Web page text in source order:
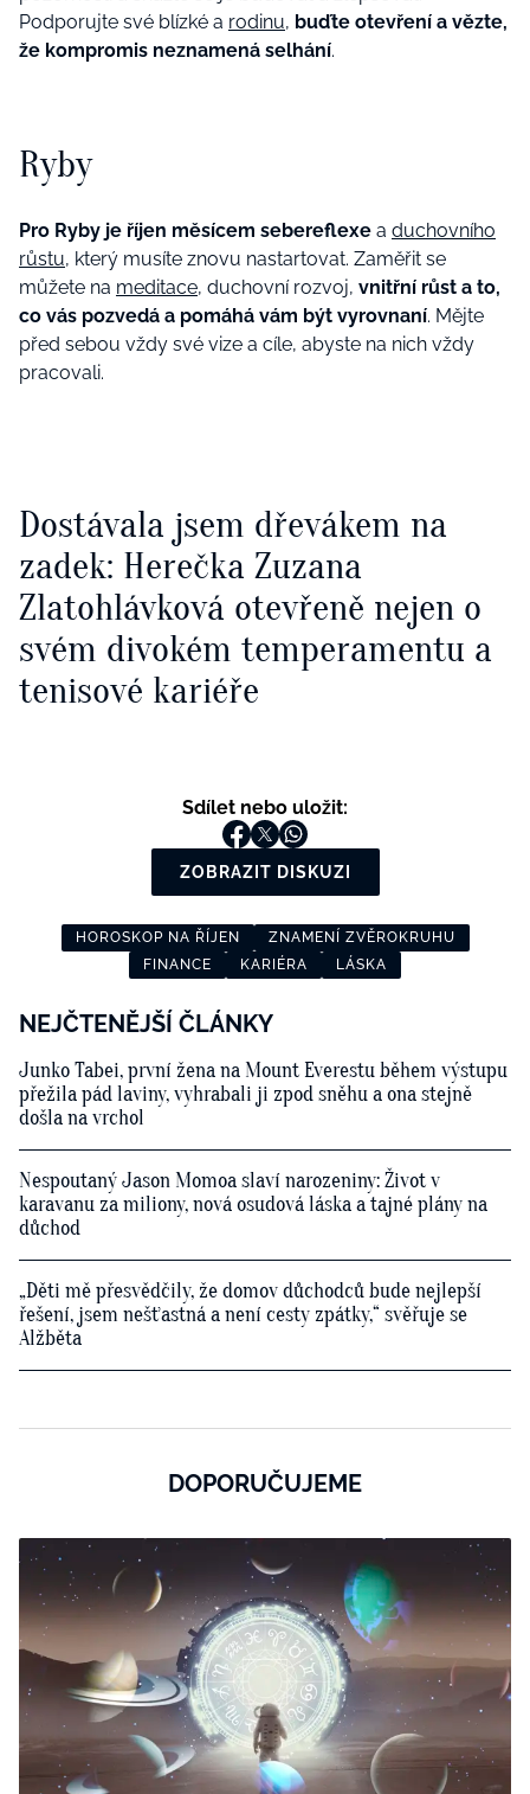
Podporujte své blízké a rodinu, buďte otevření a vězte,
že kompromis neznamená selhání.
Ryby
Pro Ryby je říjen měsícem sebereflexe a duchovního
růstu, který musíte znovu nastartovat. Zaměřit se
můžete na meditace, duchovní rozvoj, vnitřní růst a to,
co vás pozvedá a pomáhá vám být vyrovnaní. Mějte
před sebou vždy své vize a cíle, abyste na nich vždy
pracovali.
Dostávala jsem dřevákem na
zadek: Herečka Zuzana
Zlatohlávková otevřeně nejen o
svém divokém temperamentu a
tenisové kariéře
Sdílet nebo uložit:
ZOBRAZIT DISKUZI
HOROSKOP NA ŘÍJEN
ZNAMENÍ ZVĚROKRUHU
FINANCE
KARIÉRA LÁSKA
NEJČTENĚJŠÍ ČLÁNKY
Junko Tabei, první žena na Mount Everestu během výstupu
přežila pád laviny, vyhrabali ji zpod sněhu a ona stejně
došla na vrchol
Nespoutaný Jason Momoa slaví narozeniny: Život v
karavanu za miliony, nová osudová láska a tajné plány na
důchod
„Děti mě přesvědčily, že domov důchodců bude nejlepší
řešení, jsem nešťastná a není cesty zpátky,“ svěřuje se
Alžběta
DOPORUČUJEME